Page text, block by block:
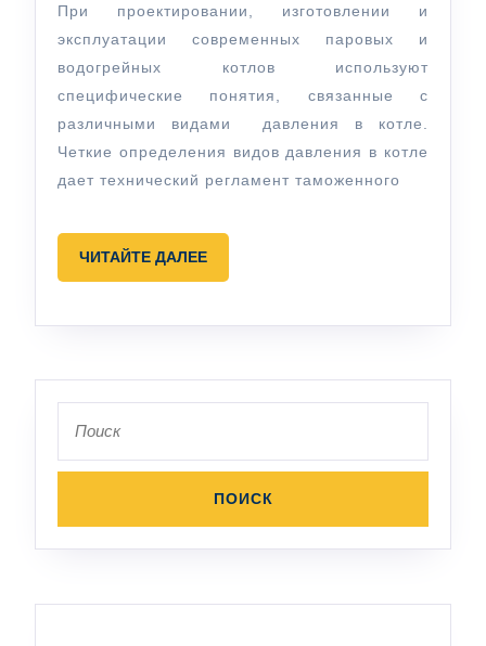
в
котле
При проектировании, изготовлении и
эксплуатации современных паровых и
водогрейных котлов используют
специфические понятия, связанные с
различными видами давления в котле.
Четкие определения видов давления в котле
дает технический регламент таможенного
ЧИТАЙТЕ ДАЛЕЕЧИТАЙТЕ
ДАЛЕЕ
по: